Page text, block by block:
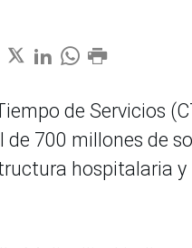
de Servicios
700 millones de
hospitalaria y